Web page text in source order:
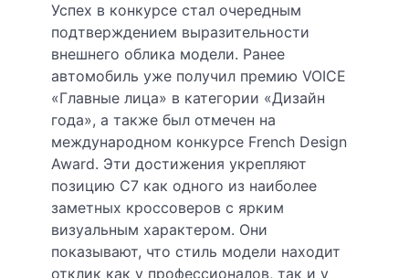
Успех в конкурсе стал очередным
подтверждением выразительности
внешнего облика модели. Ранее
автомобиль уже получил премию VOICE
«Главные лица» в категории «Дизайн
года», а также был отмечен на
международном конкурсе French Design
Award. Эти достижения укрепляют
позицию C7 как одного из наиболее
заметных кроссоверов с ярким
визуальным характером. Они
показывают, что стиль модели находит
отклик как у профессионалов, так и у